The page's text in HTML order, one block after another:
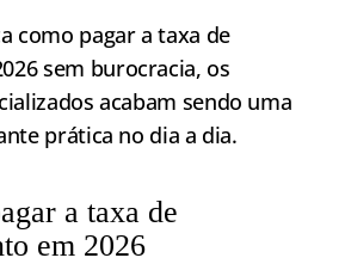
como pagar a taxa de
sem burocracia, os
acabam sendo uma
prática no dia a dia.
a taxa de
em 2026